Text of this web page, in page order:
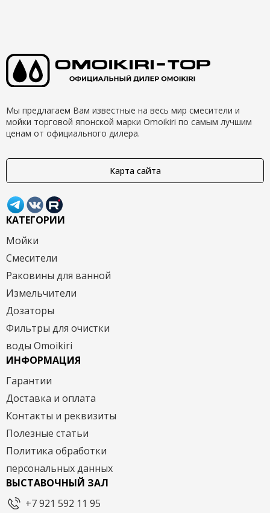
Мы предлагаем Вам известные на весь мир смесители и
мойки торговой японской марки Omoikiri по самым лучшим
ценам от официального дилера.
Карта сайта
КАТЕГОРИИ
Мойки
Смесители
Раковины для ванной
Измельчители
Дозаторы
Фильтры для очистки
воды Omoikiri
ИНФОРМАЦИЯ
Гарантии
Доставка и оплата
Контакты и реквизиты
Полезные статьи
Политика обработки
персональных данных
ВЫСТАВОЧНЫЙ ЗАЛ
+7 921 592 11 95